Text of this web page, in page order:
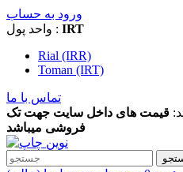
ورود به حساب
واحد پول : IRT
Rial (IRR)
Toman (IRT)
تماس با ما
قیمت های داخل سایت جهت تک
فروشی میباشد